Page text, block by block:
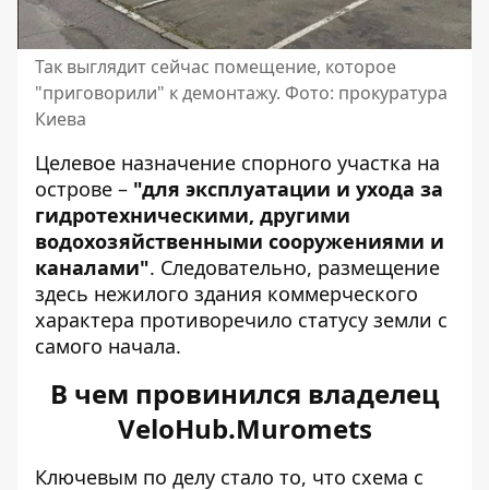
Так выглядит сейчас помещение, которое
"приговорили" к демонтажу. Фото: прокуратура
Киева
Целевое назначение спорного участка на
острове – "для эксплуатации и ухода за
гидротехническими, другими
водохозяйственными сооружениями и
каналами". Следовательно, размещение
здесь нежилого здания коммерческого
характера противоречило статусу земли с
самого начала.
В чем провинился владелец
VeloHub.Muromets
Ключевым по делу стало то, что схема с